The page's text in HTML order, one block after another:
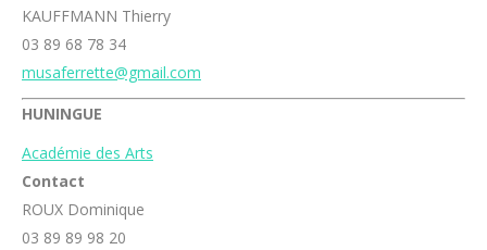
KAUFFMANN Thierry
03 89 68 78 34
musaferrette@gmail.com
HUNINGUE
Académie des Arts
Contact
ROUX Dominique
03 89 89 98 20